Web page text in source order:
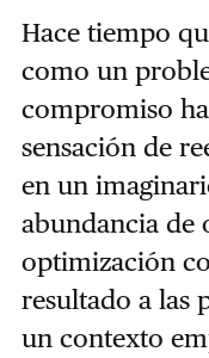
Hace tiempo
como un
compromiso
sensación de
en un
abundancia de
optimización
resultado a las
un contexto